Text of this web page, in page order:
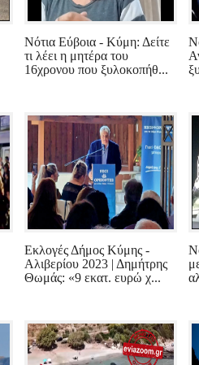
Νότια Εύβοια - Κύμη: Δείτε
τι λέει η μητέρα του
16χρονου που ξυλοκοπήθ...
Εκλογές Δήμος Κύμης -
Αλιβερίου 2023 | Δημήτρης
Θωμάς: «9 εκατ. ευρώ χ...